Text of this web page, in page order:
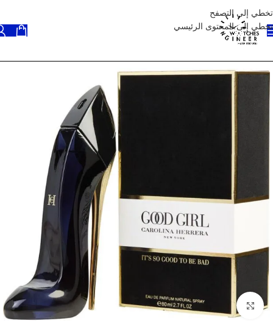
تخطي إلى التصفح
تخطي إلى المحتوى الرئيسي
انقر للتكبير